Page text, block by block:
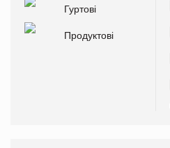
Гуртові
Продуктові